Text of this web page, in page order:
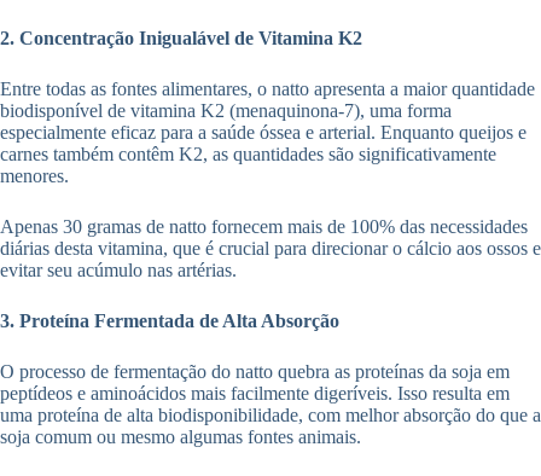
2. Concentração Inigualável de Vitamina K2
Entre todas as fontes alimentares, o natto apresenta a maior quantidade
biodisponível de vitamina K2 (menaquinona-7), uma forma
especialmente eficaz para a saúde óssea e arterial. Enquanto queijos e
carnes também contêm K2, as quantidades são significativamente
menores.
Apenas 30 gramas de natto fornecem mais de 100% das necessidades
diárias desta vitamina, que é crucial para direcionar o cálcio aos ossos e
evitar seu acúmulo nas artérias.
3. Proteína Fermentada de Alta Absorção
O processo de fermentação do natto quebra as proteínas da soja em
peptídeos e aminoácidos mais facilmente digeríveis. Isso resulta em
uma proteína de alta biodisponibilidade, com melhor absorção do que a
soja comum ou mesmo algumas fontes animais.